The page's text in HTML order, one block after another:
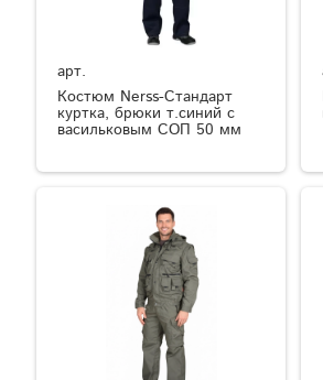
арт.
Костюм Nerss-Стандарт
куртка, брюки т.синий с
васильковым СОП 50 мм